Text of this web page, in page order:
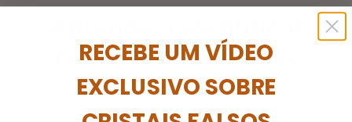
cristais verdadeiros
Subscreve a newsletter e recebe 1 vídeo exclusivo sobre as
RECEBE UM VÍDEO
EXCLUSIVO SOBRE